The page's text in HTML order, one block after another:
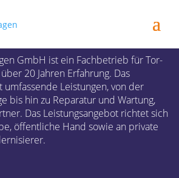
GmbH ist ein Fachbetrieb für Tor-
20 Jahren Erfahrung. Das
Leistungen, von der
bis hin zu Reparatur und Wartung,
Das Leistungsangebot richtet sich
öffentliche Hand sowie an private